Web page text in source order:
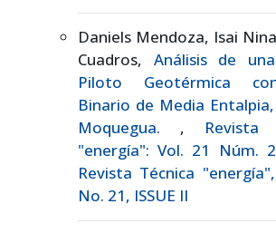
Daniels Mendoza, Isai
Cuadros, Análisis de
Piloto Geotérmica
Binario de Media
Moquegua. , Revista
"energía": Vol. 21 Núm.
Revista Técnica
No. 21, ISSUE II